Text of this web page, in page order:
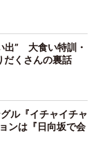
出” 大食い特訓・
だくさんの裏話
ル『イチャイチャ
ンは『日向坂で会